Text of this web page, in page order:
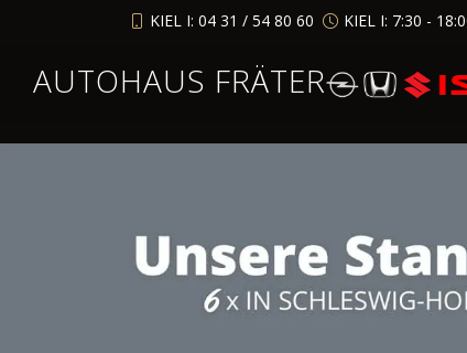
KIEL I: 04 31 / 54 80 60 KIEL I: 7:30 -
AUTOHAUS FRÄTER